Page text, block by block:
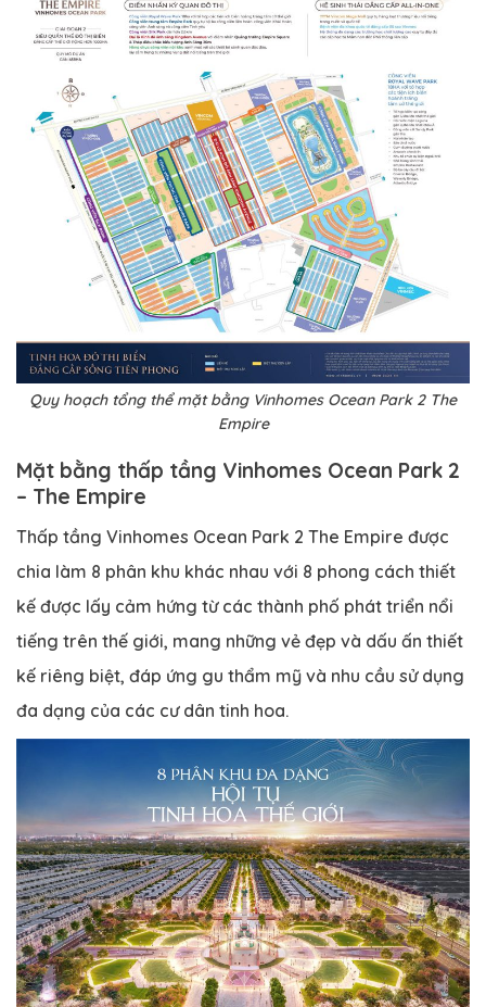
Quy hoạch tổng thể mặt bằng Vinhomes Ocean Park 2 The
Empire
Mặt bằng thấp tầng Vinhomes Ocean Park 2
– The Empire
Thấp tầng Vinhomes Ocean Park 2 The Empire được
chia làm 8 phân khu khác nhau với 8 phong cách thiết
kế được lấy cảm hứng từ các thành phố phát triển nổi
tiếng trên thế giới, mang những vẻ đẹp và dấu ấn thiết
kế riêng biệt, đáp ứng gu thẩm mỹ và nhu cầu sử dụng
đa dạng của các cư dân tinh hoa.